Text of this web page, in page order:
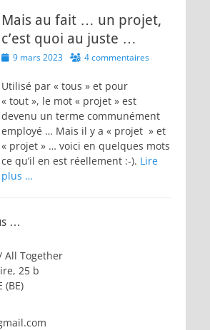
Mais au fait … un projet,
c’est quoi au juste …
Posted
9 mars 2023 4 commentaires
Utilisé par « tous » et pour
« tout », le mot « projet » est
devenu un terme communément
employé … Mais il y a « projet » et
« projet » … voici en quelques mots
ce qu’il en est réellement :-). Lire
plus …
…
All Together
25 b
(BE)